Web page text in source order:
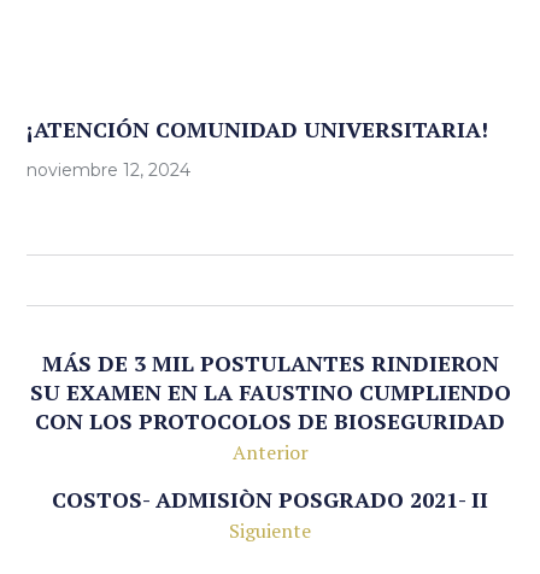
¡ATENCIÓN COMUNIDAD UNIVERSITARIA!
noviembre 12, 2024
MÁS DE 3 MIL POSTULANTES RINDIERON
SU EXAMEN EN LA FAUSTINO CUMPLIENDO
CON LOS PROTOCOLOS DE BIOSEGURIDAD
Anterior
COSTOS- ADMISIÒN POSGRADO 2021- II
Siguiente